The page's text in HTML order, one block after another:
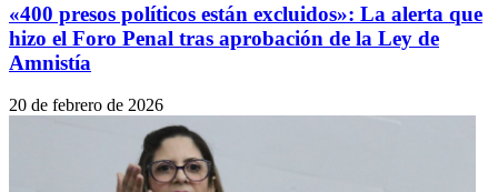
«400 presos políticos están excluidos»: La alerta que
hizo el Foro Penal tras aprobación de la Ley de
Amnistía
20 de febrero de 2026